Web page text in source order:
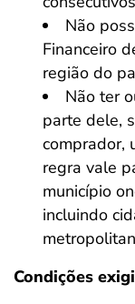
Não
Financeiro
região do
Não ter
parte dele,
comprador,
regra vale
município
incluindo
Condições